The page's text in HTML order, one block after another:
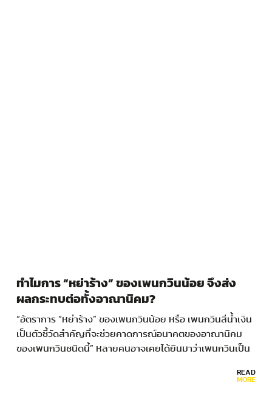
ทำไมการ “หย่าร้าง” ของเพนกวินน้อย จึงส่ง
ผลกระทบต่อทั้งอาณานิคม?
“อัตราการ “หย่าร้าง” ของเพนกวินน้อย หรือ เพนกวินสีน้ำเงิน
เป็นตัวชี้วัดสำคัญที่จะช่วยคาดการณ์อนาคตของอาณานิคม
ของเพนกวินชนิดนี้” หลายคนอาจเคยได้ยินมาว่าเพนกวินเป็น
READ
MORE